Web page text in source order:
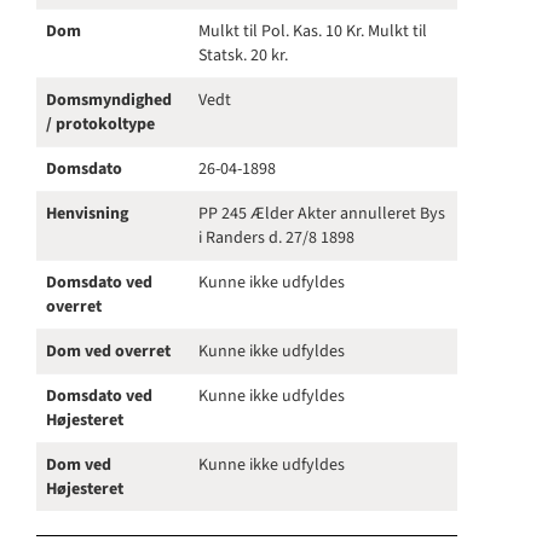
Dom
Mulkt til Pol. Kas. 10 Kr. Mulkt til
Statsk. 20 kr.
Domsmyndighed
/ protokoltype
Vedt
Domsdato
26-04-1898
Henvisning
PP 245 Ælder Akter annulleret Bys
i Randers d. 27/8 1898
Domsdato ved
overret
Kunne ikke udfyldes
Dom ved overret
Kunne ikke udfyldes
Domsdato ved
Højesteret
Kunne ikke udfyldes
Dom ved
Højesteret
Kunne ikke udfyldes